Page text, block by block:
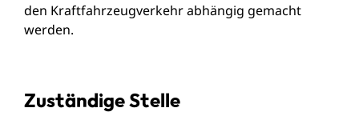
den Kraftfahrzeugverkehr abhängig gemacht
werden.
Zuständige Stelle